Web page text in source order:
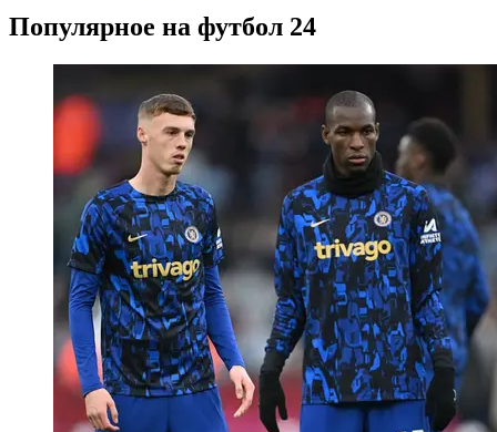
Популярное на футбол 24